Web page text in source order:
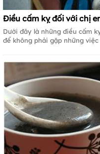
Điều cấm kỵ đối với chị
Dưới đây là những điều cấm
để không phải gặp những